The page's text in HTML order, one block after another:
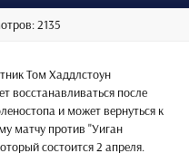
2135
Том Хаддлстоун
восстанавливаться после
и может вернуться к
матчу против "Уиган
состоится 2 апреля.